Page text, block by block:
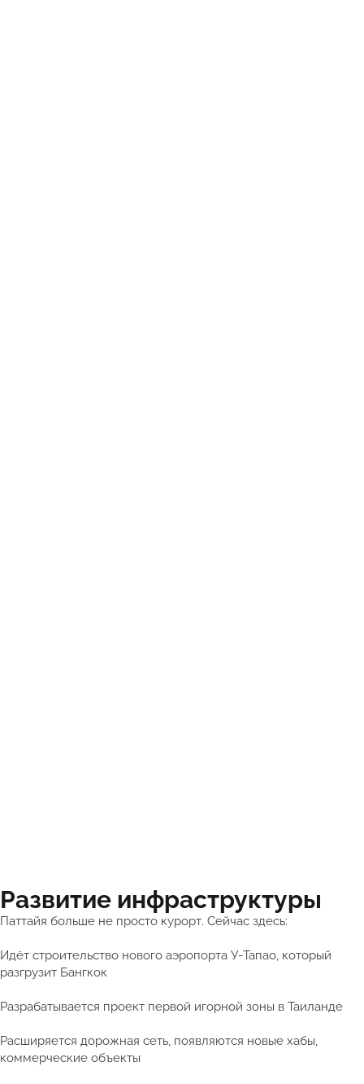
Развитие инфраструктуры
Паттайя больше не просто курорт. Сейчас здесь:
Идёт строительство нового аэропорта У-Тапао, который
разгрузит Бангкок
Разрабатывается проект первой игорной зоны в Таиланде
Расширяется дорожная сеть, появляются новые хабы,
коммерческие объекты